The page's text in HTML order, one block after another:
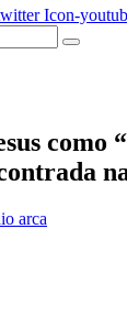
Icon-
como